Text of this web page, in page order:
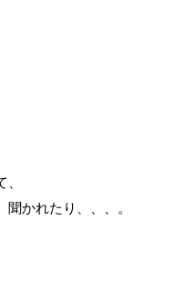
かれたり、、、。